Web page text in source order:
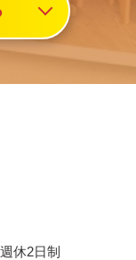
休2日制